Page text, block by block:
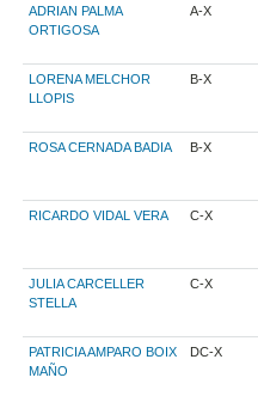
ADRIAN PALMA
ORTIGOSA
A-X
LORENA MELCHOR
LLOPIS
B-X
ROSA CERNADA BADIA B-X
RICARDO VIDAL VERA C-X
JULIA CARCELLER
STELLA
C-X
PATRICIA AMPARO BOIX
MAÑO
DC-X